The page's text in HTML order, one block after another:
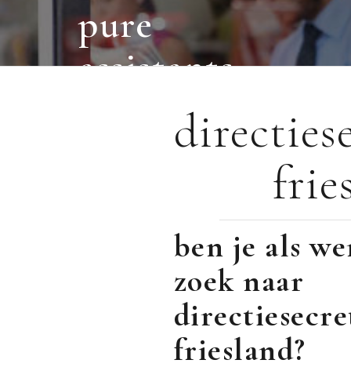
pure
assistants
intermediair
secretaresses
ben je als
zoek naar
friesland?